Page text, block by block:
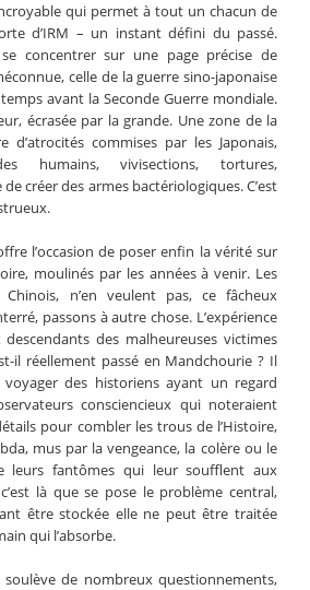
qui permet à tout un chacun de
d’IRM – un instant défini du passé.
concentrer sur une page précise de
celle de la guerre sino-japonaise
avant la Seconde Guerre mondiale.
écrasée par la grande. Une zone de la
commises par les Japonais,
humains, vivisections, tortures,
créer des armes bactériologiques. C’est
l’occasion de poser enfin la vérité sur
moulinés par les années à venir. Les
Chinois, n’en veulent pas, ce fâcheux
passons à autre chose. L’expérience
des malheureuses victimes
il réellement passé en Mandchourie ? Il
voyager des historiens ayant un regard
consciencieux qui noteraient
pour combler les trous de l’Histoire,
mus par la vengeance, la colère ou le
leurs fantômes qui leur soufflent aux
là que se pose le problème central,
être stockée elle ne peut être traitée
qui l’absorbe.
soulève de nombreux questionnements,